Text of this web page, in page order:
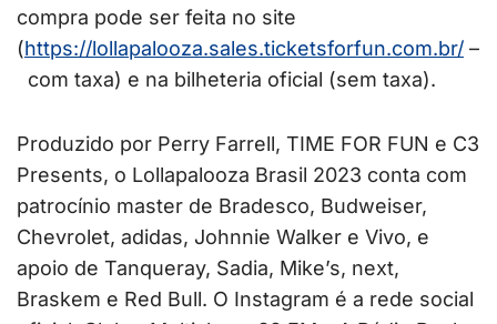
compra pode ser feita no site
(https://lollapalooza.sales.ticketsforfun.com.br/ –
com taxa) e na bilheteria oficial (sem taxa).
Produzido por Perry Farrell, TIME FOR FUN e C3
Presents, o Lollapalooza Brasil 2023 conta com
patrocínio master de Bradesco, Budweiser,
Chevrolet, adidas, Johnnie Walker e Vivo, e
apoio de Tanqueray, Sadia, Mike’s, next,
Braskem e Red Bull. O Instagram é a rede social